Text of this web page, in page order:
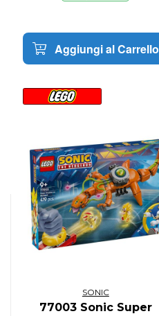
Aggiungi al Carrello
SONIC
77003 Sonic Super